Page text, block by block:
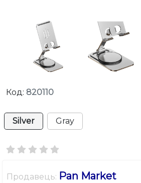
Код: 820110
Silver Gray
Продавець: Pan Market